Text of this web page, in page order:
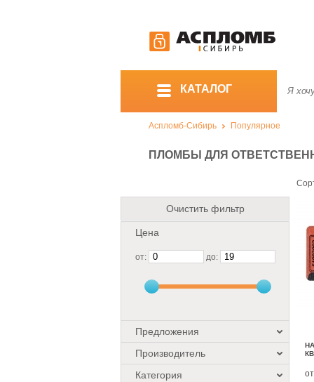
КАТАЛОГ
Аспломб-Сибирь Популярное
ПЛОМБЫ ДЛЯ
Очистить фильтр
Цена
от: до:
Предложения
Производитель
Категория
от